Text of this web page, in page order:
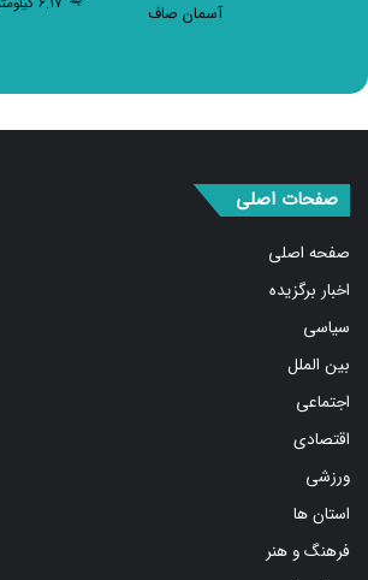
صفحه اصلی
اخبار برگزیده
سیاسی
بین الملل
اجتماعی
اقتصادی
ورزشی
استان ها
فرهنگ و هنر
درباره ما